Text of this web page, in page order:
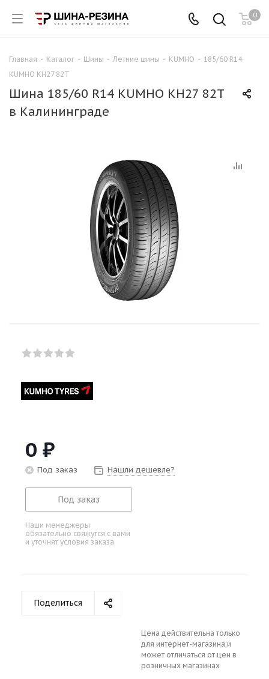
0
Главная - Каталог - Шины - Летние шины - KUMHO - 185/60 R14
KUMHO KH27 82T
Шина 185/60 R14 KUMHO KH27 82T
в Калининграде
0 ₽
Под заказ Нашли дешевле?
Под заказ
Наши менеджеры
обязательно свяжутся с вами
и уточнят условия заказа
Поделиться
Цена действительна только
для интернет-магазина и
может отличаться от цен в
розничных магазинах